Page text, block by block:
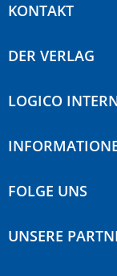
KONTAKT
DER VERLAG
LOGICO
FOLGE UNS
UNSERE